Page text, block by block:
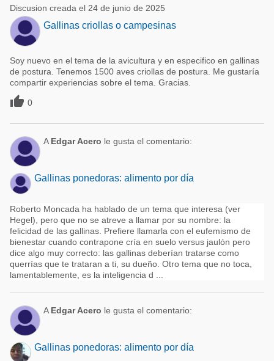
Discusion creada el 24 de junio de 2025
Gallinas criollas o campesinas
Soy nuevo en el tema de la avicultura y en especifico en gallinas
de postura. Tenemos 1500 aves criollas de postura. Me gustaría
compartir experiencias sobre el tema. Gracias.
 0
A Edgar Acero le gusta el comentario:
Gallinas ponedoras: alimento por día
Roberto Moncada ha hablado de un tema que interesa (ver
Hegel), pero que no se atreve a llamar por su nombre: la
felicidad de las gallinas. Prefiere llamarla con el eufemismo de
bienestar cuando contrapone cría en suelo versus jaulón pero
dice algo muy correcto: las gallinas deberían tratarse como
querrías que te trataran a ti, su dueño. Otro tema que no toca,
lamentablemente, es la inteligencia d ...
A Edgar Acero le gusta el comentario:
Gallinas ponedoras: alimento por día